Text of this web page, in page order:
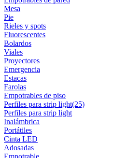
Mesa
Pie
Rieles y spots
Fluorescentes
Bolardos
Viales
Proyectores
Emergencia
Estacas
Farolas
Empotrables de piso
Perfiles para strip light(25)
Perfiles para strip light
Inalámbrica
Portátiles
Cinta LED
Adosadas
Empotrable